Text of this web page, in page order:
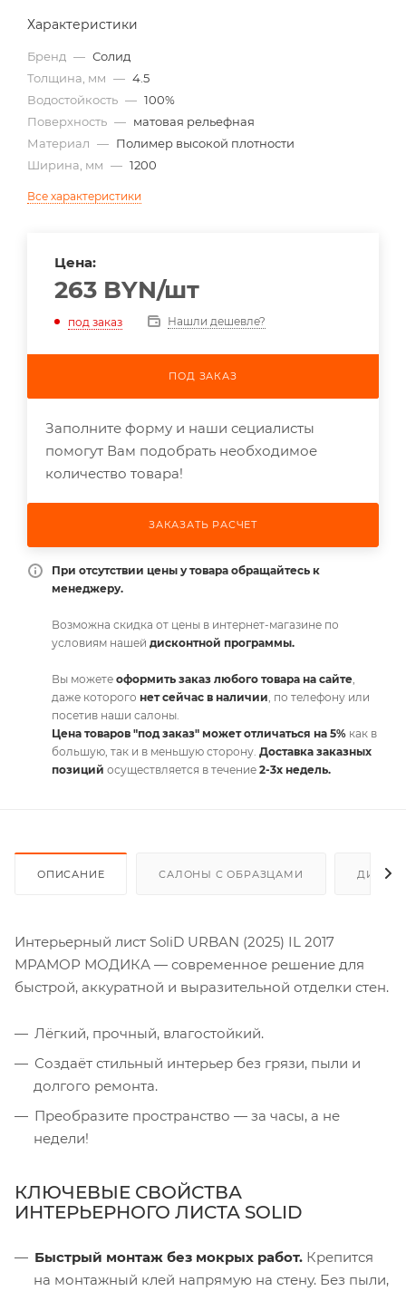
Характеристики
Бренд — Солид
Толщина, мм — 4.5
Водостойкость — 100%
Поверхность — матовая рельефная
Материал — Полимер высокой плотности
Ширина, мм — 1200
Все характеристики
Цена:
263 BYN/шт
под заказ Нашли дешевле?
ПОД ЗАКАЗ
Заполните форму и наши сециалисты
помогут Вам подобрать необходимое
количество товара!
ЗАКАЗАТЬ РАСЧЕТ
При отсутствии цены у товара обращайтесь к
менеджеру.
Возможна скидка от цены в интернет-магазине по
условиям нашей дисконтной программы.
Вы можете оформить заказ любого товара на сайте,
даже которого нет сейчас в наличии, по телефону или
посетив наши салоны.
Цена товаров "под заказ" может отличаться на 5% как в
большую, так и в меньшую сторону. Доставка заказных
позиций осуществляется в течение 2-3х недель.
ОПИСАНИЕ САЛОНЫ С ОБРАЗЦАМИ
Интерьерный лист SoliD URBAN (2025) IL 2017
МРАМОР МОДИКА — современное решение для
быстрой, аккуратной и выразительной отделки стен.
Лёгкий, прочный, влагостойкий.
Создаёт стильный интерьер без грязи, пыли и
долгого ремонта.
Преобразите пространство — за часы, а не
недели!
КЛЮЧЕВЫЕ СВОЙСТВА
ИНТЕРЬЕРНОГО ЛИСТА SOLID
Быстрый монтаж без мокрых работ. Крепится
на монтажный клей напрямую на стену. Без пыли,